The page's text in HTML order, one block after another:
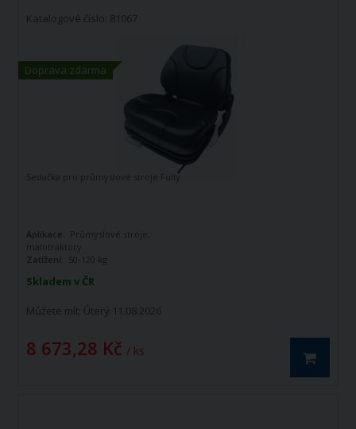
Doprava zdarma
Katalogové číslo: 81067
Skladem v ČR
Můžete mít: Úterý 11.08.2026
8 673,28 Kč / ks
Sedačka pro průmyslové stroje Fully
Aplikace: Průmyslové stroje,
malotraktory
Zatížení:
50-120 kg